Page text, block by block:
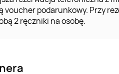
voucher podarunkowy. Przy
2 ręczniki na osobę.